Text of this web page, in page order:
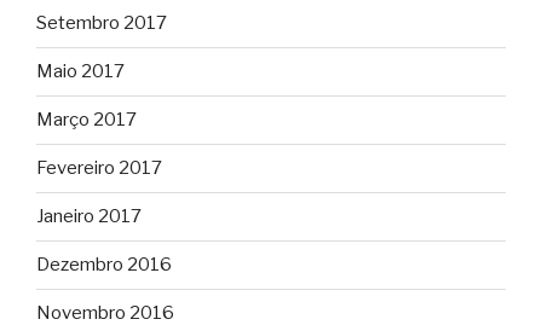
Setembro 2017
Maio 2017
Março 2017
Fevereiro 2017
Janeiro 2017
Dezembro 2016
Novembro 2016